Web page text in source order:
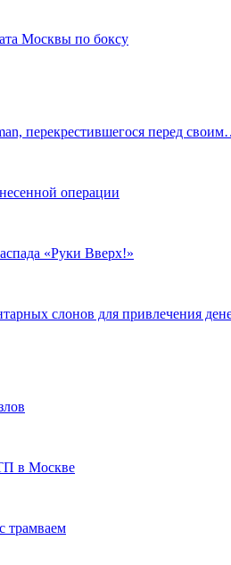
Москвы по боксу
перекрестившегося перед
операции
«Руки Вверх!»
слонов для привлечения
в Москве
трамваем